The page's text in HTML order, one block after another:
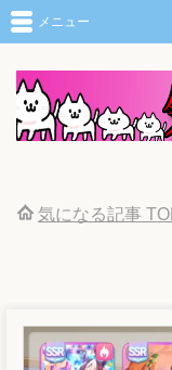
メニュー
気になる記事